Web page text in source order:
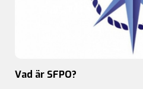
Vad är SFPO?